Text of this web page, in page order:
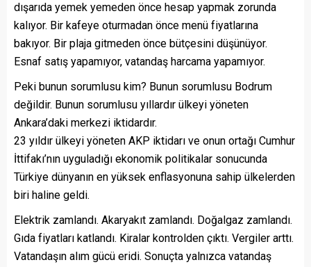
dışarıda yemek yemeden önce hesap yapmak zorunda
kalıyor. Bir kafeye oturmadan önce menü fiyatlarına
bakıyor. Bir plaja gitmeden önce bütçesini düşünüyor.
Esnaf satış yapamıyor, vatandaş harcama yapamıyor.
Peki bunun sorumlusu kim? Bunun sorumlusu Bodrum
değildir. Bunun sorumlusu yıllardır ülkeyi yöneten
Ankara’daki merkezi iktidardır.
23 yıldır ülkeyi yöneten AKP iktidarı ve onun ortağı Cumhur
İttifakı’nın uyguladığı ekonomik politikalar sonucunda
Türkiye dünyanın en yüksek enflasyonuna sahip ülkelerden
biri haline geldi.
Elektrik zamlandı. Akaryakıt zamlandı. Doğalgaz zamlandı.
Gıda fiyatları katlandı. Kiralar kontrolden çıktı. Vergiler arttı.
Vatandaşın alım gücü eridi. Sonuçta yalnızca vatandaş